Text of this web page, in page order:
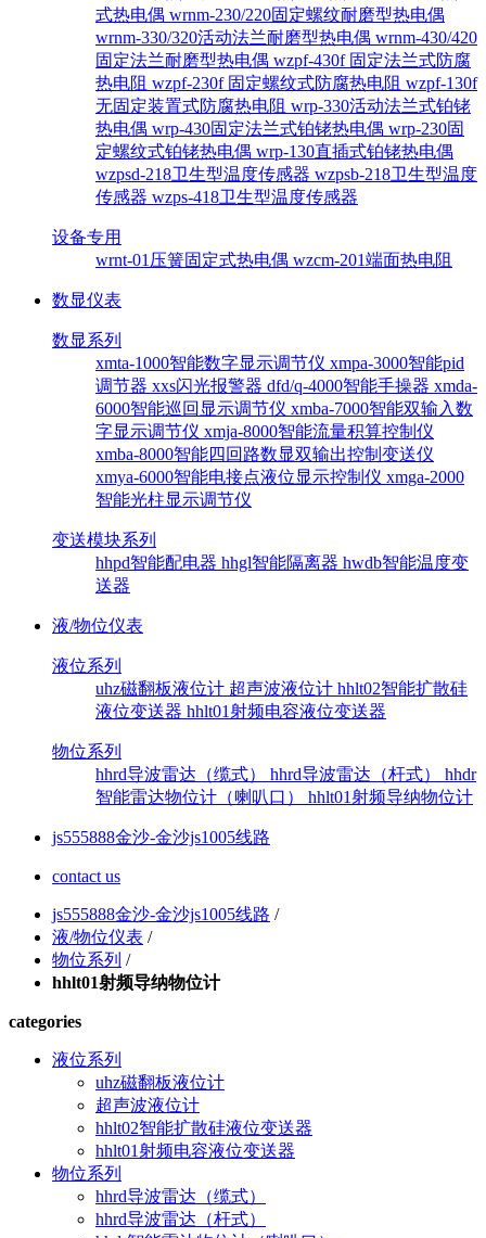
式热电偶 wrnm-230/220固定螺纹耐磨型热电偶
wrnm-330/320活动法兰耐磨型热电偶 wrnm-430/420
固定法兰耐磨型热电偶 wzpf-430f 固定法兰式防腐
热电阻 wzpf-230f 固定螺纹式防腐热电阻 wzpf-130f
无固定装置式防腐热电阻 wrp-330活动法兰式铂铑
热电偶 wrp-430固定法兰式铂铑热电偶 wrp-230固
定螺纹式铂铑热电偶 wrp-130直插式铂铑热电偶
wzpsd-218卫生型温度传感器 wzpsb-218卫生型温度
传感器 wzps-418卫生型温度传感器
设备专用
wrnt-01压簧固定式热电偶 wzcm-201端面热电阻
数显仪表
数显系列
xmta-1000智能数字显示调节仪 xmpa-3000智能pid
调节器 xxs闪光报警器 dfd/q-4000智能手操器 xmda-
6000智能巡回显示调节仪 xmba-7000智能双输入数
字显示调节仪 xmja-8000智能流量积算控制仪
xmba-8000智能四回路数显双输出控制变送仪
xmya-6000智能电接点液位显示控制仪 xmga-2000
智能光柱显示调节仪
变送模块系列
hhpd智能配电器 hhgl智能隔离器 hwdb智能温度变
送器
液/物位仪表
液位系列
uhz磁翻板液位计 超声波液位计 hhlt02智能扩散硅
液位变送器 hhlt01射频电容液位变送器
物位系列
hhrd导波雷达（缆式） hhrd导波雷达（杆式） hhdr
智能雷达物位计（喇叭口） hhlt01射频导纳物位计
js555888金沙-金沙js1005线路
contact us
js555888金沙-金沙js1005线路 /
液/物位仪表 /
物位系列 /
hhlt01射频导纳物位计
categories
液位系列
uhz磁翻板液位计
超声波液位计
hhlt02智能扩散硅液位变送器
hhlt01射频电容液位变送器
物位系列
hhrd导波雷达（缆式）
hhrd导波雷达（杆式）